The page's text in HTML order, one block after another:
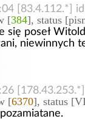
[83.4.112.*]
[384], status
się poseł
niewinnych
[6370], status